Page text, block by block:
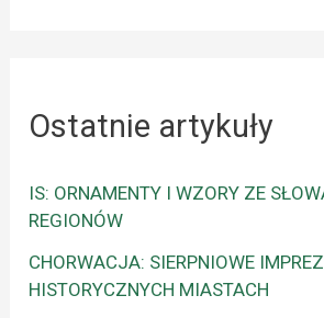
Ostatnie artykuły
IS: ORNAMENTY I WZORY ZE
REGIONÓW
CHORWACJA: SIERPNIOWE
HISTORYCZNYCH MIASTACH